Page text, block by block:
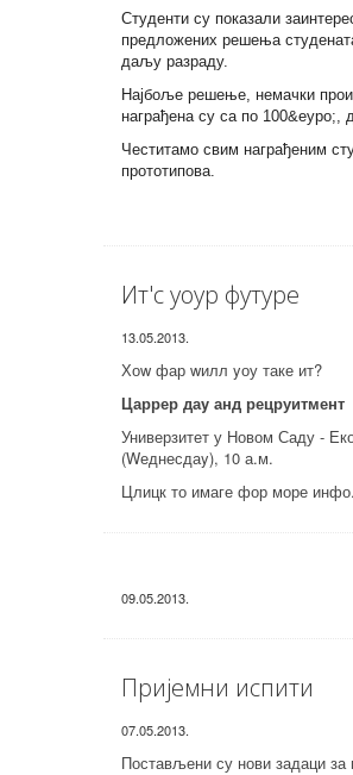
Студенти су показали
предложених решења
даљу разраду.
Најбоље решење, немачки
награђена су са по 100&еуро;,
Честитамо свим награђеним
прототипова.
Ит'с yоур футуре
13.05.2013.
Хоw фар wилл yоу таке ит?
Царрер даy анд рецруитмент
Универзитет у Новом Саду -
(Wеднесдаy), 10 а.м.
Цлицк то имаге фор море инфо.
09.05.2013.
Пријемни испити
07.05.2013.
Постављени су нови задаци за